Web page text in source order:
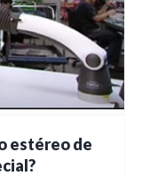
estéreo de